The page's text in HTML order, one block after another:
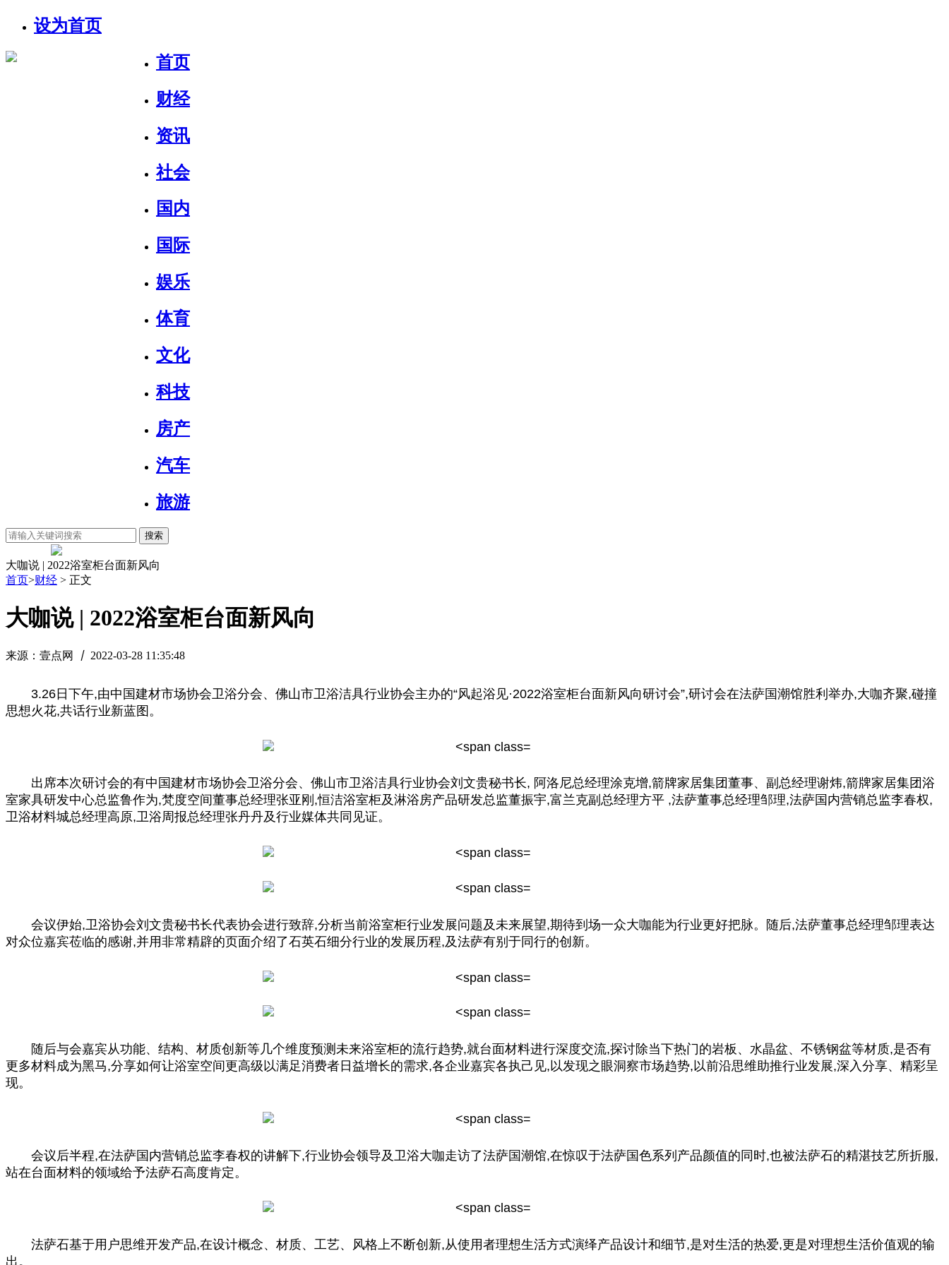
设为首页
首页
财经
资讯
社会
国内
国际
娱乐
体育
文化
科技
房产
汽车
旅游
搜索
大咖说 | 2022浴室柜台面新风向
首页>财经 > 正文
大咖说 | 2022浴室柜台面新风向
来源：壹点网 丨 2022-03-28 11:35:48
3.26日下午,由中国建材市场协会卫浴分会、 佛山市卫浴洁具行业协会主办的“风起浴见·2022浴室柜台面新风向研讨会”,研讨会在法萨国潮馆胜利举办,大咖齐聚,碰撞
思想火花,共话行业新蓝图。
出席本次研讨会的有中国建材市场协会卫浴分会、 佛山市卫浴洁具行业协会刘文贵秘书长, 阿洛尼总经理涂克增,箭牌家居集团董事、副 总经理谢炜,箭牌家居集团浴
室家具研发中心总监鲁作为,梵度空间董事总经理张亚刚,恒洁浴室柜及淋浴房产品研发总监董振宇,富兰克副 总经理方平 ,法萨董事总经理邹理,法萨国内营销总监李春权,
卫浴材料城总经理高原,卫浴周报总经理张丹丹及行业媒体共同见证。
会议伊始,卫浴协会刘文贵秘书长代表协会进行致辞,分析当前浴室柜行业发展问题及未来展望,期待到场一众大咖能为行业更好把脉。随后,法萨董事总经理邹理表达
对众位嘉宾莅临的感谢,并用非常精辟的页面介绍了石英石细分行业的发展历程,及法萨有别于同行的创新。
随后与会嘉宾从功能、结构、材质创新等几个维度预测未来浴室柜的流行趋势,就台面材料进行深度交流,探讨除当下热门的岩板、水晶盆、不锈钢盆等材质,是否有
更多材料成为黑马,分享如何让浴室空间更高级以满足消费者日益增长的需求,各企业嘉宾各执己见,以发现之眼洞察市场趋势,以前沿思维助推行业发展,深入分享、精彩呈
现。
会议后半程,在法萨国内营销总 监李春权的讲解下,行业协会领导及卫浴大咖走访了法萨国潮馆,在惊叹于法萨国色系列产品颜值的同时,也被法萨石的精湛技艺所折服,
站在台面材料的领域给予法萨石高度肯定。
法萨石基于用户思维开发产品,在设计概念、材质、工艺、风格上不断创新,从使用者理想生活方式演绎产品设计和细节,是对生活的热爱,更是对理想生活价值观的输
出。